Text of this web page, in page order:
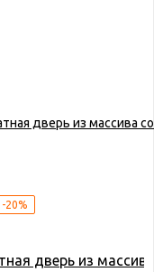
1.0 ДГ RAL 1032
-20%
дверь из массива